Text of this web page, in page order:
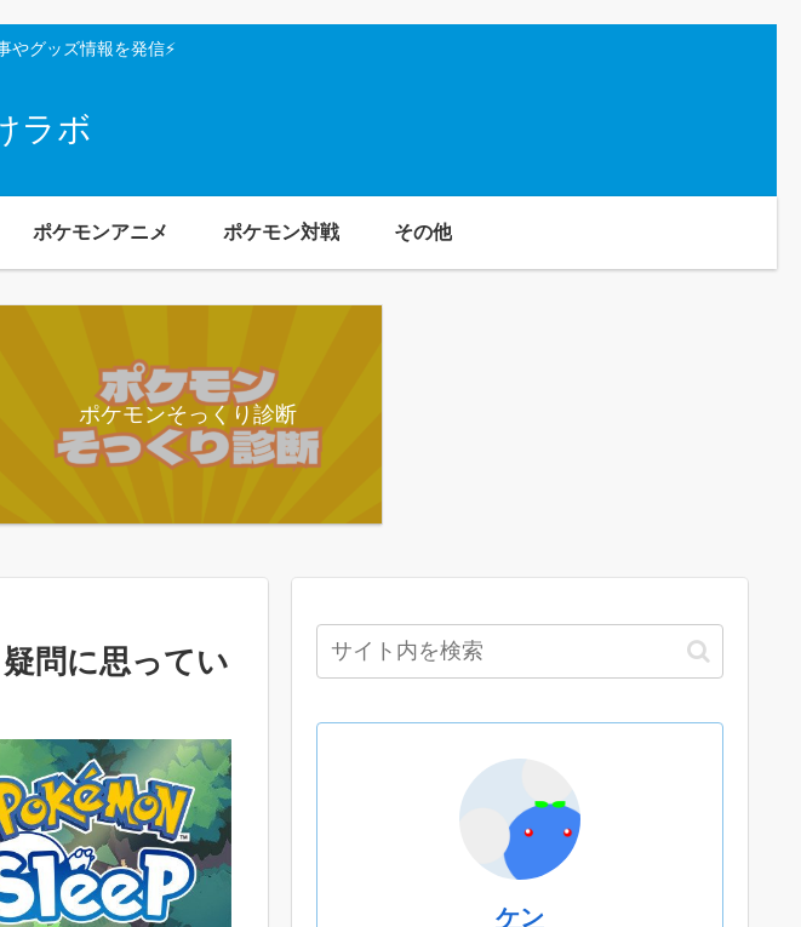
やグッズ情報を発信⚡
ラボ
ポケモンアニメ ポケモン対戦 その他
ポケモンそっくり診断
問に思ってい
ケン